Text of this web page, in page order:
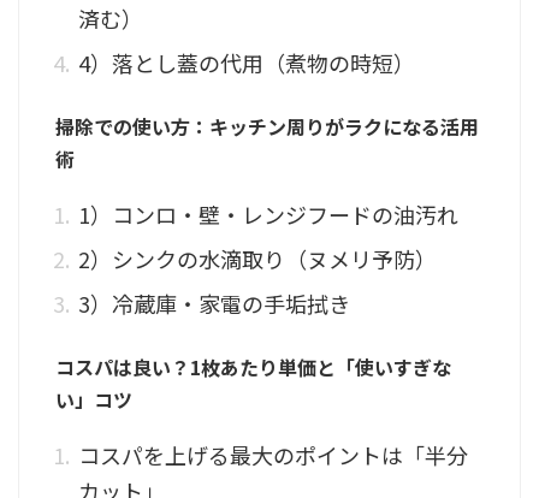
済む）
4）落とし蓋の代用（煮物の時短）
掃除での使い方：キッチン周りがラクになる活用
術
1）コンロ・壁・レンジフードの油汚れ
2）シンクの水滴取り（ヌメリ予防）
3）冷蔵庫・家電の手垢拭き
コスパは良い？1枚あたり単価と「使いすぎな
い」コツ
コスパを上げる最大のポイントは「半分
カット」